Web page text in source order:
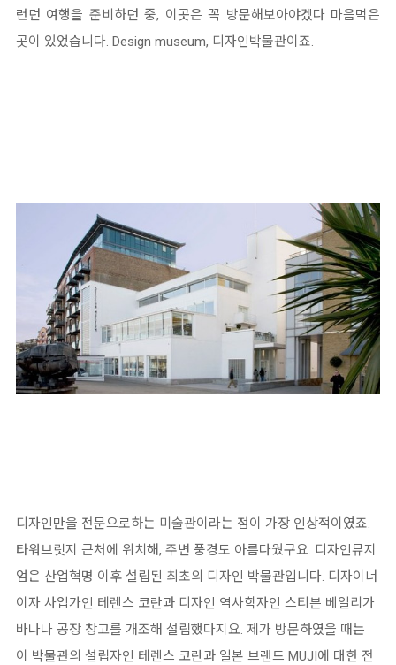
런던 여행을 준비하던 중, 이곳은 꼭 방문해보아야겠다 마음먹은
곳이 있었습니다. Design museum, 디자인박물관이죠.
디자인만을 전문으로하는 미술관이라는 점이 가장 인상적이였죠.
타워브릿지 근처에 위치해, 주변 풍경도 아름다웠구요. 디자인뮤지
엄은 산업혁명 이후 설립된 최초의 디자인 박물관입니다. 디자이너
이자 사업가인 테렌스 코란과 디자인 역사학자인 스티븐 베일리가
바나나 공장 창고를 개조해 설립했다지요. 제가 방문하였을 때는
이 박물관의 설립자인 테렌스 코란과 일본 브랜드 MUJI에 대한 전